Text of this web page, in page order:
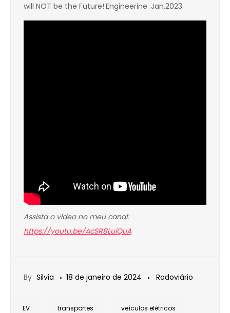
will NOT be the Future! Engineerine. Jan.2023.
Assista o vídeo no meu canal:
https://youtu.be/AcSR8LuiQuA
By Silvia 18 de janeiro de 2024 Rodoviário
EV transportes veículos elétricos